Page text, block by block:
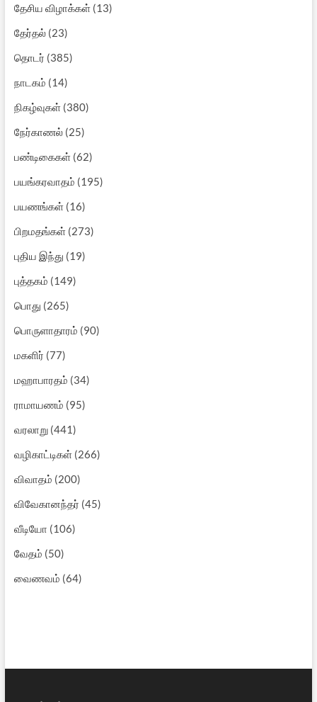
தேசிய விழாக்கள்(13)
தேர்தல்(23)
தொடர் (385)
நாடகம் (14)
நிகழ்வுகள்(380)
நேர்காணல்(25)
பண்டிகைகள்(62)
பயங்கரவாதம் (195)
பயணங்கள்(16)
பிறமதங்கள்(273)
புதிய இந்து (19)
புத்தகம் (149)
பொது (265)
பொருளாதாரம் (90)
மகளிர் (77)
மஹாபாரதம் (34)
ராமாயணம் (95)
வரலாறு(441)
வழிகாட்டிகள்(266)
விவாதம் (200)
விவேகானந்தர் (45)
வீடியோ (106)
வேதம் (50)
வைணவம் (64)